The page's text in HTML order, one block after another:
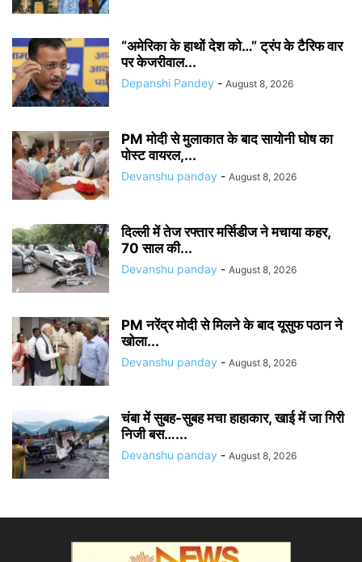
“अमेरिका के हाथों देश को…” ट्रंप के टैरिफ वार
पर केजरीवाल...
Depanshi Pandey - August 8, 2026
PM मोदी से मुलाकात के बाद सायोनी घोष का
पोस्ट वायरल,...
Devanshu panday - August 8, 2026
दिल्ली में तेज रफ्तार मर्सिडीज ने मचाया कहर,
70 साल की...
Devanshu panday - August 8, 2026
PM नरेंद्र मोदी से मिलने के बाद यूसुफ पठान ने
खोला...
Devanshu panday - August 8, 2026
चंबा में सुबह-सुबह मचा हाहाकार, खाई में जा गिरी
निजी बस…...
Devanshu panday - August 8, 2026